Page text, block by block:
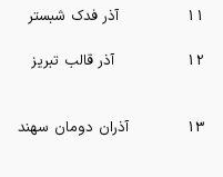
11
آذر فدک شبستر
12
آذر قالب تبریز
13 آذران دومان سهند